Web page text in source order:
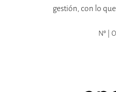
gestión, con lo
Nº |